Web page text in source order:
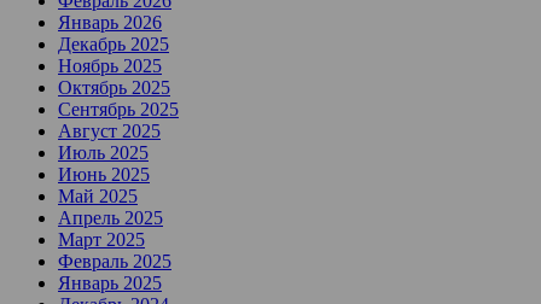
Январь 2026
Декабрь 2025
Ноябрь 2025
Октябрь 2025
Сентябрь 2025
Август 2025
Июль 2025
Июнь 2025
Май 2025
Апрель 2025
Март 2025
Февраль 2025
Январь 2025